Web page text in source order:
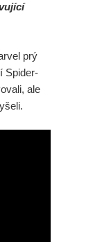
prý
Spider-
ale